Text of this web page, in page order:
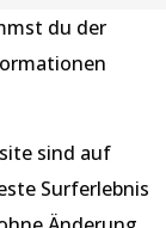
du der
sind auf
Surferlebnis